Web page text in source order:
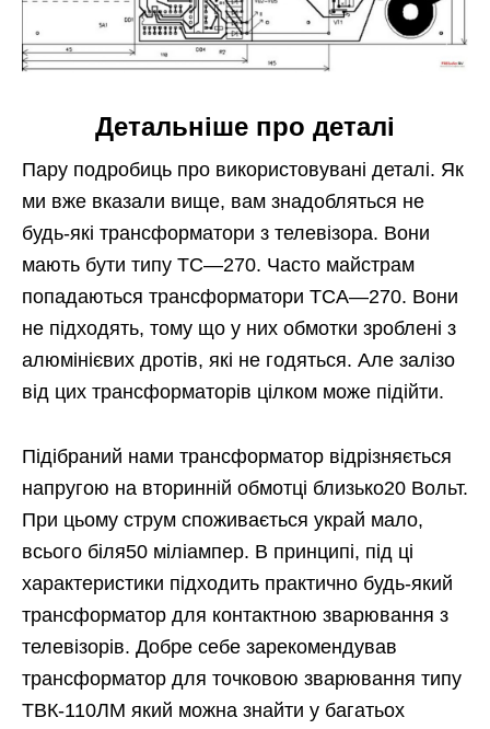
Детальніше про деталі
Пару подробиць про використовувані деталі. Як
ми вже вказали вище, вам знадобляться не
будь-які трансформатори з телевізора. Вони
мають бути типу ТС—270. Часто майстрам
попадаються трансформатори ТСА—270. Вони
не підходять, тому що у них обмотки зроблені з
алюмінієвих дротів, які не годяться. Але залізо
від цих трансформаторів цілком може підійти.
Підібраний нами трансформатор відрізняється
напругою на вторинній обмотці близько20 Вольт.
При цьому струм споживається украй мало,
всього біля50 міліампер. В принципі, під ці
характеристики підходить практично будь-який
трансформатор для контактною зварювання з
телевізорів. Добре себе зарекомендував
трансформатор для точковою зварювання типу
ТВК-110ЛМ який можна знайти у багатьох